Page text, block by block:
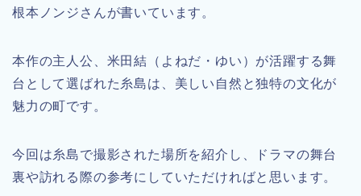
根本ノンジさんが書いています。
本作の主人公、米田結（よねだ・ゆい）が活躍する舞
台として選ばれた糸島は、美しい自然と独特の文化が
魅力の町です。
今回は糸島で撮影された場所を紹介し、ドラマの舞台
裏や訪れる際の参考にしていただければと思います。